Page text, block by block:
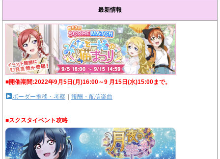
最新情報
■開催期間:2022年9月5日(月)16:00～9 月15日(水)15:00まで。
ボーダー推移・考察 ｜報酬・配信楽曲
■スクスタイベント攻略